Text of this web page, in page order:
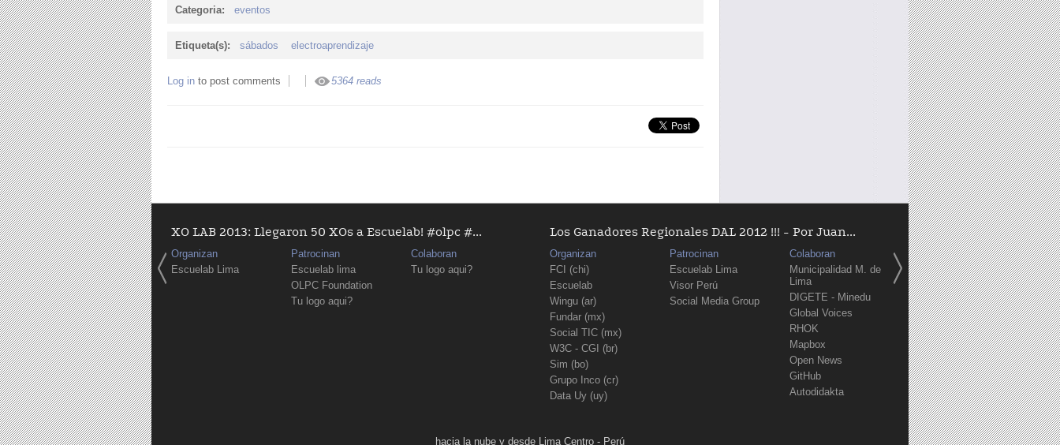
Categoria: eventos
Etiqueta(s): sábados electroaprendizaje
Log in to post comments 5364 reads
XO LAB 2013: Llegaron 50 XOs a Escuelab! #olpc #...
Organizan
Escuelab Lima
Patrocinan
Escuelab lima
OLPC Foundation
Tu logo aqui?
Colaboran
Tu logo aqui?
Los Ganadores Regionales DAL 2012 !!! - Por Juan...
Organizan
FCI (chi)
Escuelab
Wingu (ar)
Fundar (mx)
Social TIC (mx)
W3C - CGI (br)
Sim (bo)
Grupo Inco (cr)
Data Uy (uy)
Patrocinan
Escuelab Lima
Visor Perú
Social Media Group
Colaboran
Municipalidad M. de
Lima
DIGETE - Minedu
Global Voices
RHOK
Mapbox
Open News
GitHub
Autodidakta
hacia la nube y desde Lima Centro - Perú